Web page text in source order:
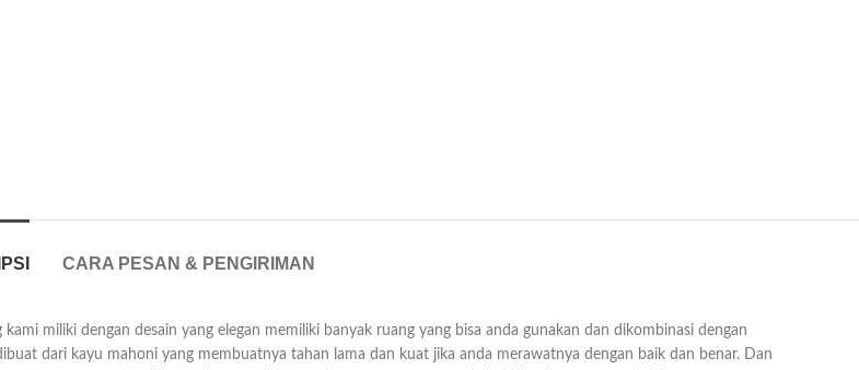
CARA PESAN & PENGIRIMAN
miliki dengan desain yang elegan memiliki banyak ruang yang bisa anda gunakan dan dikombinasi dengan
dari kayu mahoni yang membuatnya tahan lama dan kuat jika anda merawatnya dengan baik dan benar. Dan